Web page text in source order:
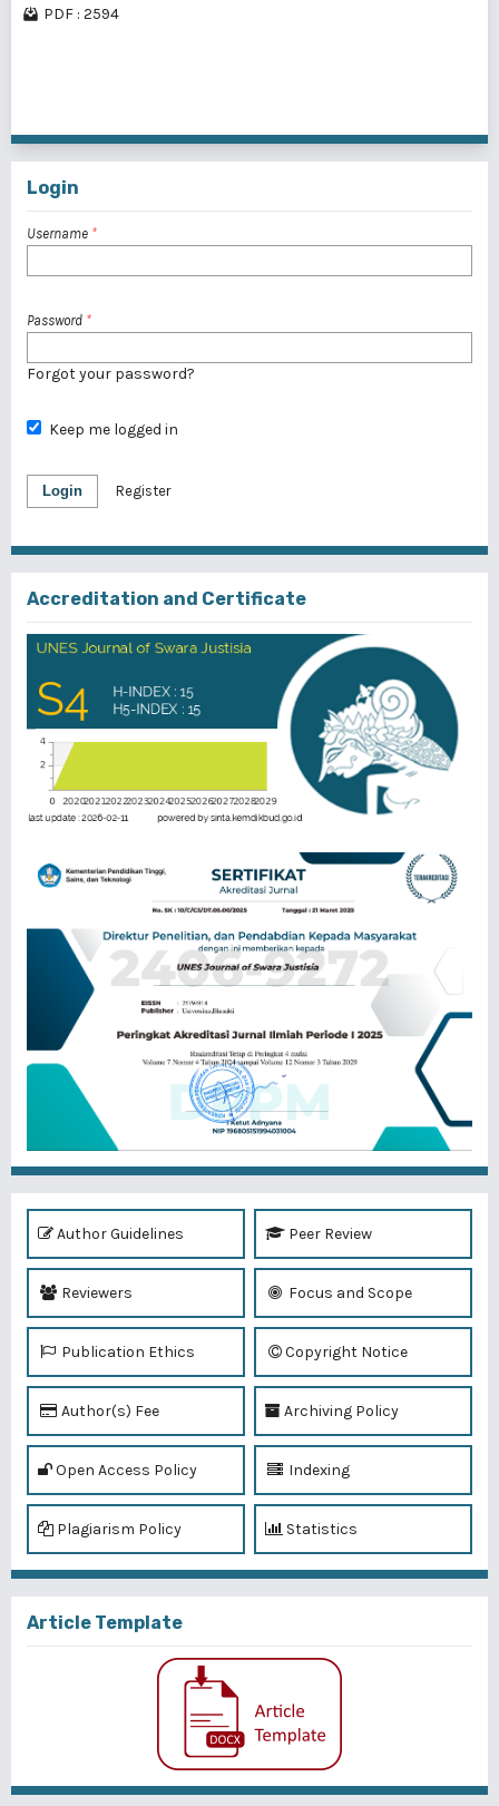
PDF : 2594
Login
Username *
Password *
Forgot your password?
Keep me logged in
Login Register
Accreditation and Certificate
Author Guidelines Peer Review
Reviewers Focus and Scope
Publication Ethics Copyright Notice
Author(s) Fee Archiving Policy
Open Access Policy Indexing
Plagiarism Policy Statistics
Article Template